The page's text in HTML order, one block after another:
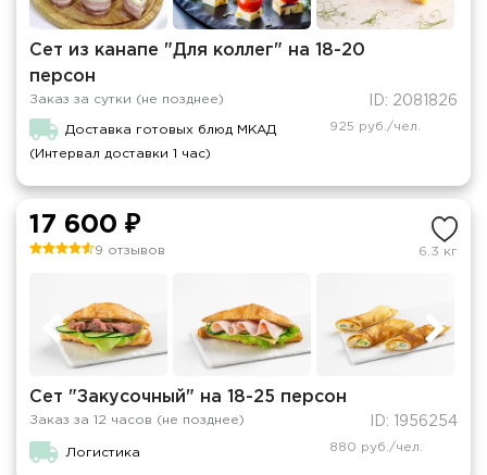
Сет из канапе "Для коллег" на 18-20
персон
Заказ за сутки (не позднее) ID: 2081826
Доставка готовых блюд МКАД
(Интервал доставки 1 час)
925 руб./чел.
17 600 ₽
9 отзывов 6.3 кг
Сет "Закусочный" на 18-25 персон
Заказ за 12 часов (не позднее) ID: 1956254
Логистика 880 руб./чел.